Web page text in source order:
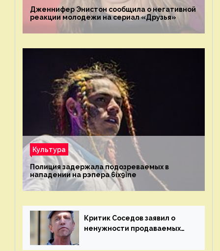
Дженнифер Энистон сообщила о негативной
реакции молодежи на сериал «Друзья»
Культура
Полиция задержала подозреваемых в
нападении на рэпера 6ix9ine
Критик Соседов заявил о
ненужности продаваемых